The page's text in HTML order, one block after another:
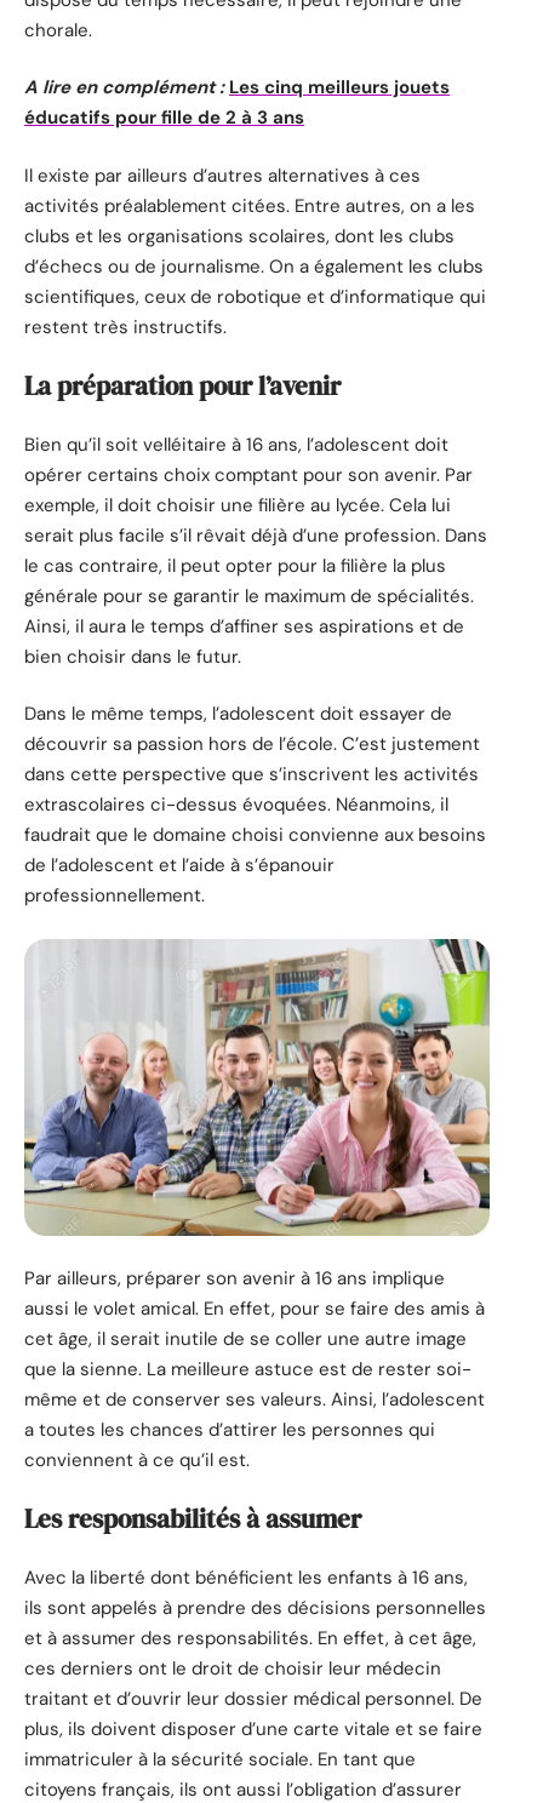
chorale.
A lire en complément : Les cinq meilleurs jouets
éducatifs pour fille de 2 à 3 ans
Il existe par ailleurs d’autres alternatives à ces
activités préalablement citées. Entre autres, on a les
clubs et les organisations scolaires, dont les clubs
d’échecs ou de journalisme. On a également les clubs
scientifiques, ceux de robotique et d’informatique qui
restent très instructifs.
La préparation pour l’avenir
Bien qu’il soit velléitaire à 16 ans, l’adolescent doit
opérer certains choix comptant pour son avenir. Par
exemple, il doit choisir une filière au lycée. Cela lui
serait plus facile s’il rêvait déjà d’une profession. Dans
le cas contraire, il peut opter pour la filière la plus
générale pour se garantir le maximum de spécialités.
Ainsi, il aura le temps d’affiner ses aspirations et de
bien choisir dans le futur.
Dans le même temps, l’adolescent doit essayer de
découvrir sa passion hors de l’école. C’est justement
dans cette perspective que s’inscrivent les activités
extrascolaires ci-dessus évoquées. Néanmoins, il
faudrait que le domaine choisi convienne aux besoins
de l’adolescent et l’aide à s’épanouir
professionnellement.
Par ailleurs, préparer son avenir à 16 ans implique
aussi le volet amical. En effet, pour se faire des amis à
cet âge, il serait inutile de se coller une autre image
que la sienne. La meilleure astuce est de rester soi-
même et de conserver ses valeurs. Ainsi, l’adolescent
a toutes les chances d’attirer les personnes qui
conviennent à ce qu’il est.
Les responsabilités à assumer
Avec la liberté dont bénéficient les enfants à 16 ans,
ils sont appelés à prendre des décisions personnelles
et à assumer des responsabilités. En effet, à cet âge,
ces derniers ont le droit de choisir leur médecin
traitant et d’ouvrir leur dossier médical personnel. De
plus, ils doivent disposer d’une carte vitale et se faire
immatriculer à la sécurité sociale. En tant que
citoyens français, ils ont aussi l’obligation d’assurer